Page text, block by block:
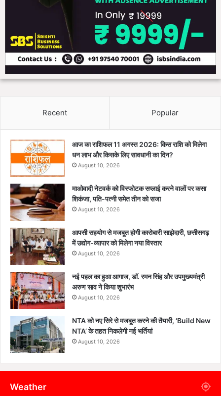
Recent Popular
आज का राशिफल 11 अगस्त 2026: किस राशि को मिलेगा
धन लाभ और किसके लिए सावधानी का दिन?
August 10, 2026
माओवादी नेटवर्क को विस्फोटक सप्लाई करने वालों पर कसा
शिकंजा, पति-पत्नी समेत तीन को सजा
August 10, 2026
आपसी सहयोग से मजबूत होगी कारोबारी साझेदारी, छत्तीसगढ़
में उद्योग-व्यापार को मिलेगा नया विस्तार
August 10, 2026
नई पहल का हुआ आगाज, डॉ. रमन सिंह और उपमुख्यमंत्री
अरुण साव ने किया शुभारंभ
August 10, 2026
NTA को नए सिरे से मजबूत करने की तैयारी, ‘Build New
NTA’ के तहत निकलेगी नई भर्तियां
August 10, 2026
Weather